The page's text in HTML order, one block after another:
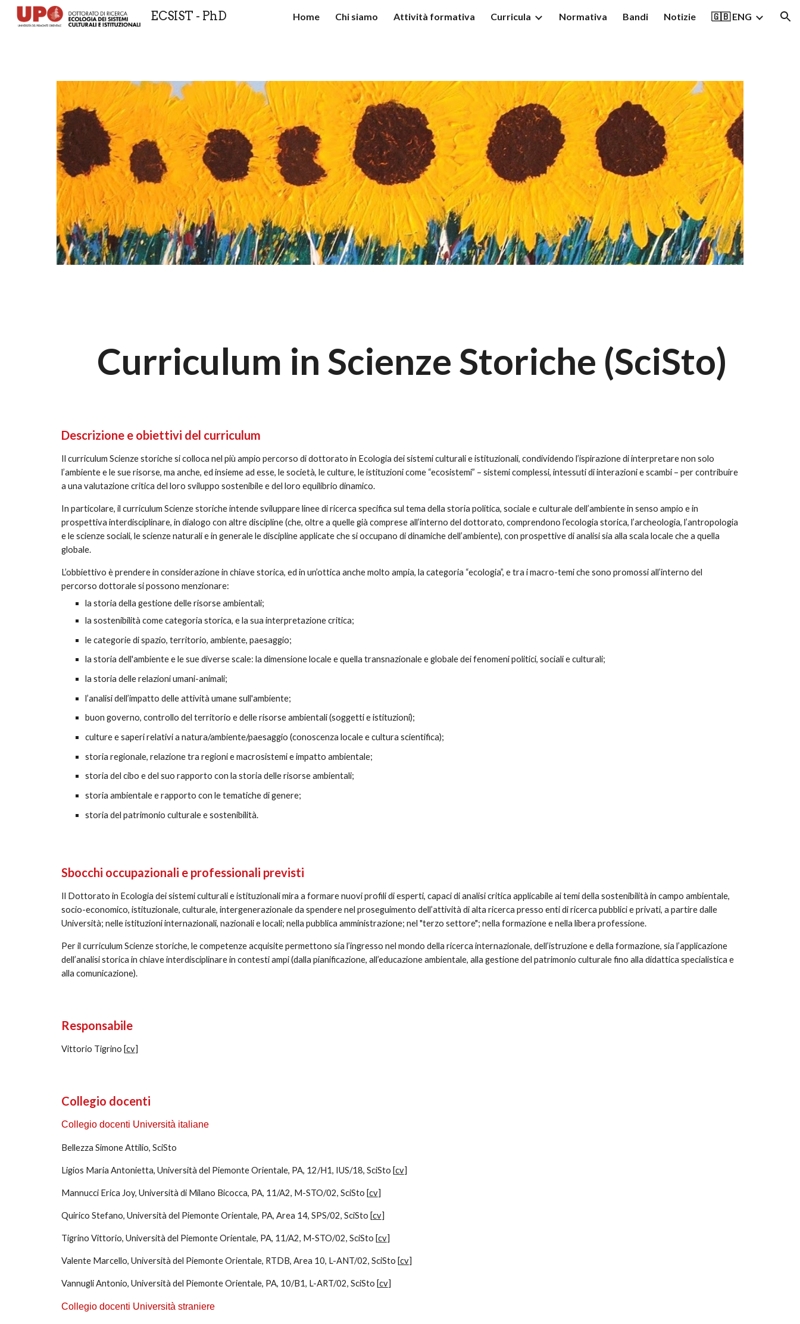
Skip to main content Skip to navigation
ECSIST - PhD Home Chi siamo Attività formativa Curricula Normativa Bandi Notizie 🇬🇧 ENG
Curriculum in Scienze Storiche (SciSto)
Descrizione e obiettivi del curriculum
Il curriculum Scienze storiche si colloca nel più ampio percorso di dottorato in Ecologia dei sistemi culturali e istituzionali, condividendo l’ispirazione di interpretare non solo
l’ambiente e le sue risorse, ma anche, ed insieme ad esse, le società, le culture, le istituzioni come “ecosistemi” – sistemi complessi, intessuti di interazioni e scambi – per contribuire
a una valutazione critica del loro sviluppo sostenibile e del loro equilibrio dinamico.
In particolare, il curriculum Scienze storiche intende sviluppare linee di ricerca specifica sul tema della storia politica, sociale e culturale dell’ambiente in senso ampio e in
prospettiva interdisciplinare, in dialogo con altre discipline (che, oltre a quelle già comprese all’interno del dottorato, comprendono l’ecologia storica, l’archeologia, l’antropologia
e le scienze sociali, le scienze naturali e in generale le discipline applicate che si occupano di dinamiche dell’ambiente), con prospettive di analisi sia alla scala locale che a quella
globale.
L’obbiettivo è prendere in considerazione in chiave storica, ed in un’ottica anche molto ampia, la categoria “ecologia”, e tra i macro-temi che sono promossi all’interno del
percorso dottorale si possono menzionare:
la storia della gestione delle risorse ambientali;
la sostenibilità come categoria storica, e la sua interpretazione critica;
le categorie di spazio, territorio, ambiente, paesaggio;
la storia dell'ambiente e le sue diverse scale: la dimensione locale e quella transnazionale e globale dei fenomeni politici, sociali e culturali;
la storia delle relazioni umani-animali;
l’analisi dell’impatto delle attività umane sull'ambiente;
buon governo, controllo del territorio e delle risorse ambientali (soggetti e istituzioni);
culture e saperi relativi a natura/ambiente/paesaggio (conoscenza locale e cultura scientifica);
storia regionale, relazione tra regioni e macrosistemi e impatto ambientale;
storia del cibo e del suo rapporto con la storia delle risorse ambientali;
storia ambientale e rapporto con le tematiche di genere;
storia del patrimonio culturale e sostenibilità.
Sbocchi occupazionali e professionali previsti
Il Dottorato in Ecologia dei sistemi culturali e istituzionali mira a formare nuovi profili di esperti, capaci di analisi critica applicabile ai temi della sostenibilità in campo ambientale,
socio-economico, istituzionale, culturale, intergenerazionale da spendere nel proseguimento dell’attività di alta ricerca presso enti di ricerca pubblici e privati, a partire dalle
Università; nelle istituzioni internazionali, nazionali e locali; nella pubblica amministrazione; nel "terzo settore"; nella formazione e nella libera professione.
Per il curriculum Scienze storiche, le competenze acquisite permettono sia l’ingresso nel mondo della ricerca internazionale, dell’istruzione e della formazione, sia l’applicazione
dell’analisi storica in chiave interdisciplinare in contesti ampi (dalla pianificazione, all’educazione ambientale, alla gestione del patrimonio culturale fino alla didattica specialistica e
alla comunicazione).
Responsabile
Vittorio Tigrino [cv]
Collegio docenti
Collegio docenti Università italiane
Bellezza Simone Attilio, SciSto
Ligios Maria Antonietta, Università del Piemonte Orientale, PA, 12/H1, IUS/18, SciSto [cv]
Mannucci Erica Joy, Università di Milano Bicocca, PA, 11/A2, M-STO/02, SciSto [cv]
Quirico Stefano, Università del Piemonte Orientale, PA, Area 14, SPS/02, SciSto [cv]
Tigrino Vittorio, Università del Piemonte Orientale, PA, 11/A2, M-STO/02, SciSto [cv]
Valente Marcello, Università del Piemonte Orientale, RTDB, Area 10, L-ANT/02, SciSto [cv]
Vannugli Antonio, Università del Piemonte Orientale, PA, 10/B1, L-ART/02, SciSto [cv]
Collegio docenti Università straniere